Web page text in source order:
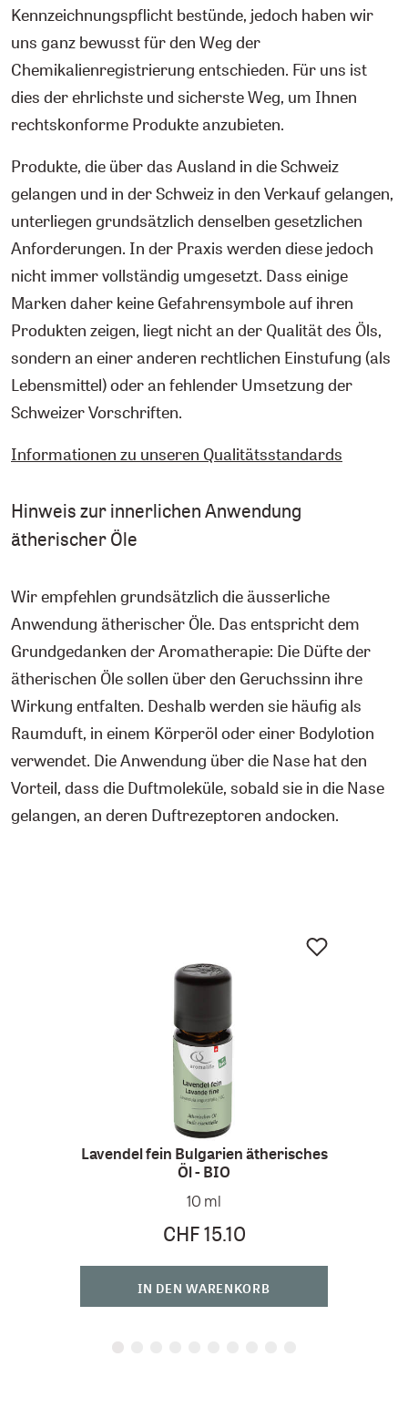
Kennzeichnungspflicht bestünde, jedoch haben wir
uns ganz bewusst für den Weg der
Chemikalienregistrierung entschieden. Für uns ist
dies der ehrlichste und sicherste Weg, um Ihnen
rechtskonforme Produkte anzubieten.
Produkte, die über das Ausland in die Schweiz
gelangen und in der Schweiz in den Verkauf gelangen,
unterliegen grundsätzlich denselben gesetzlichen
Anforderungen. In der Praxis werden diese jedoch
nicht immer vollständig umgesetzt. Dass einige
Marken daher keine Gefahrensymbole auf ihren
Produkten zeigen, liegt nicht an der Qualität des Öls,
sondern an einer anderen rechtlichen Einstufung (als
Lebensmittel) oder an fehlender Umsetzung der
Schweizer Vorschriften.
Informationen zu unseren Qualitätsstandards
Hinweis zur innerlichen Anwendung
ätherischer Öle
Wir empfehlen grundsätzlich die äusserliche
Anwendung ätherischer Öle. Das entspricht dem
Grundgedanken der Aromatherapie: Die Düfte der
ätherischen Öle sollen über den Geruchssinn ihre
Wirkung entfalten. Deshalb werden sie häufig als
Raumduft, in einem Körperöl oder einer Bodylotion
verwendet. Die Anwendung über die Nase hat den
Vorteil, dass die Duftmoleküle, sobald sie in die Nase
gelangen, an deren Duftrezeptoren andocken.
Lavendel fein Bulgarien ätherisches
Öl - BIO
10 ml
CHF 15.10
IN DEN WARENKORB